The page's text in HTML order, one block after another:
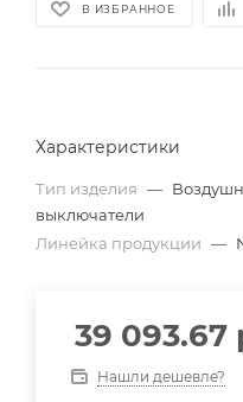
В ИЗБРАННОЕ
Характеристики
Тип изделия —
выключатели
Линейка продукции —
39 093.67
Нашли дешевле?